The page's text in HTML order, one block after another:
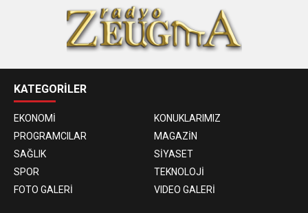
KATEGORİLER
EKONOMİ
KONUKLARIMIZ
PROGRAMCILAR
MAGAZİN
SAĞLIK
SİYASET
SPOR
TEKNOLOJİ
FOTO GALERİ
VIDEO GALERİ